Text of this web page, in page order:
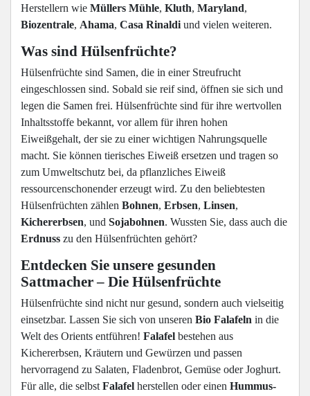
Herstellern wie Müllers Mühle, Kluth, Maryland,
Biozentrale, Ahama, Casa Rinaldi und vielen weiteren.
Was sind Hülsenfrüchte?
Hülsenfrüchte sind Samen, die in einer Streufrucht
eingeschlossen sind. Sobald sie reif sind, öffnen sie sich und
legen die Samen frei. Hülsenfrüchte sind für ihre wertvollen
Inhaltsstoffe bekannt, vor allem für ihren hohen
Eiweißgehalt, der sie zu einer wichtigen Nahrungsquelle
macht. Sie können tierisches Eiweiß ersetzen und tragen so
zum Umweltschutz bei, da pflanzliches Eiweiß
ressourcenschonender erzeugt wird. Zu den beliebtesten
Hülsenfrüchten zählen Bohnen, Erbsen, Linsen,
Kichererbsen, und Sojabohnen. Wussten Sie, dass auch die
Erdnuss zu den Hülsenfrüchten gehört?
Entdecken Sie unsere gesunden
Sattmacher – Die Hülsenfrüchte
Hülsenfrüchte sind nicht nur gesund, sondern auch vielseitig
einsetzbar. Lassen Sie sich von unseren Bio Falafeln in die
Welt des Orients entführen! Falafel bestehen aus
Kichererbsen, Kräutern und Gewürzen und passen
hervorragend zu Salaten, Fladenbrot, Gemüse oder Joghurt.
Für alle, die selbst Falafel herstellen oder einen Hummus-